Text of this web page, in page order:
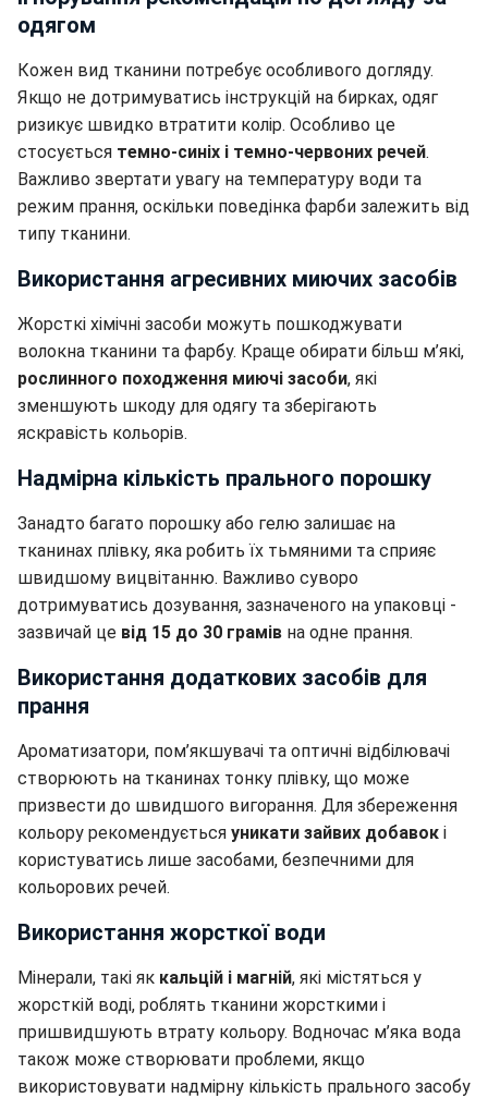
одягом
Кожен вид тканини потребує особливого догляду.
Якщо не дотримуватись інструкцій на бирках, одяг
ризикує швидко втратити колір. Особливо це
стосується темно-синіх і темно-червоних речей.
Важливо звертати увагу на температуру води та
режим прання, оскільки поведінка фарби залежить від
типу тканини.
Використання агресивних миючих засобів
Жорсткі хімічні засоби можуть пошкоджувати
волокна тканини та фарбу. Краще обирати більш м’які,
рослинного походження миючі засоби, які
зменшують шкоду для одягу та зберігають
яскравість кольорів.
Надмірна кількість прального порошку
Занадто багато порошку або гелю залишає на
тканинах плівку, яка робить їх тьмяними та сприяє
швидшому вицвітанню. Важливо суворо
дотримуватись дозування, зазначеного на упаковці -
зазвичай це від 15 до 30 грамів на одне прання.
Використання додаткових засобів для
прання
Ароматизатори, пом’якшувачі та оптичні відбілювачі
створюють на тканинах тонку плівку, що може
призвести до швидшого вигорання. Для збереження
кольору рекомендується уникати зайвих добавок і
користуватись лише засобами, безпечними для
кольорових речей.
Використання жорсткої води
Мінерали, такі як кальцій і магній, які містяться у
жорсткій воді, роблять тканини жорсткими і
пришвидшують втрату кольору. Водночас м’яка вода
також може створювати проблеми, якщо
використовувати надмірну кількість прального засобу